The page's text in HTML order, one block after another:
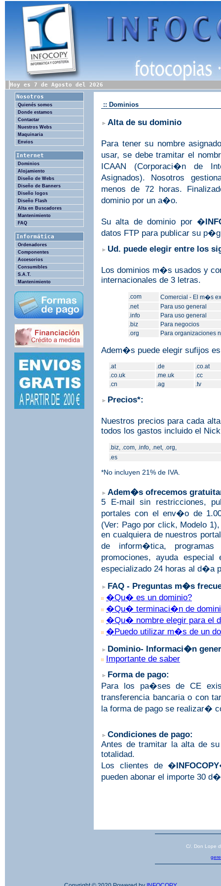
Hoy es 7 de Agosto del 2026
Nosotros
Quienés somos
Donde estamos
Contactar
Nuestros Webs
Maquinaria
Envios
Internet
Dominios
Alojamiento
Diseño de Webs
Diseño de Banners
Diseño logos
Diseño Flash
Alta en Buscadores
Mantenimiento
FAQ
Informática
Ordenadores
Componentes
Accesorios
Consumibles
S.A.T.
Mantenimiento
:: Dominios
Alta de su dominio
Para tener su nombre
usar, se debe tramitar el
ICAAN (Corporaci�n de
Asignados). Nosotros
menos de 72 horas.
dominio por un a�o.
Su alta de dominio por �
datos FTP para publicar su
Ud. puede elegir entre los
Los dominios m�s usados y
internacionales de 3 letras.
.com
Comercial - El m�s
.net
Para uso general
.info
Para uso general
.biz
Para negocios
.org
Para organizaciones
Adem�s puede elegir sufijos
.at .de
.co.at
.co.uk
.me.uk
.cc
.cn
.ag .tv
Precios*:
Nuestros precios para cada
todos los gastos incluido el
.biz, .com, .info, .net, .org,
.es
*No incluyen 21% de IVA.
Adem�s ofrecemos
5 E-mail sin restricciones,
portales con el env�o de
(Ver: Pago por click, Modelo
en cualquiera de nuestros
de inform�tica,
promociones, ayuda
especializado 24 horas al d�a
FAQ - Preguntas m�s
�Qu� es un dominio?
�Qu� terminaci�n de
�Qu� nombre elegir para el
�Puedo utilizar m�s de un
Dominio- Informaci�n
Importante de saber
Forma de pago:
Para los pa�ses de CE
transferencia bancaria o con
la forma de pago se realizar�
Condiciones de pago:
Antes de tramitar la alta de
totalidad.
Los clientes de �INFOCOPY
pueden abonar el importe 30
C/. Don Lope